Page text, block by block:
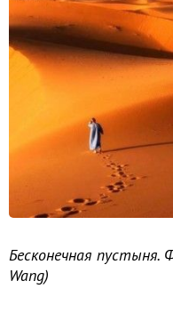
Бесконечная
Wang)